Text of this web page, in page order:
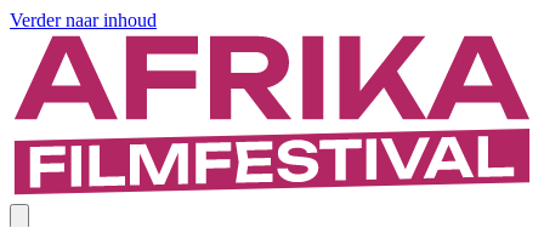
Verder naar inhoud